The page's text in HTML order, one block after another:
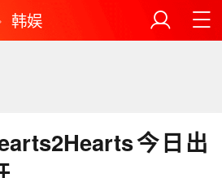
韩娱
今日出